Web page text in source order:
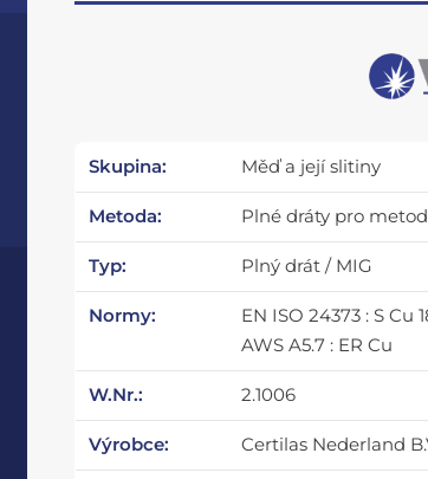
Skupina: Měď a její slitiny
Metoda: Plné dráty pro
Typ: Plný drát / MIG
Normy:
EN ISO 24373 : S Cu
AWS A5.7 : ER Cu
W.Nr.: 2.1006
Výrobce: Certilas Nederland